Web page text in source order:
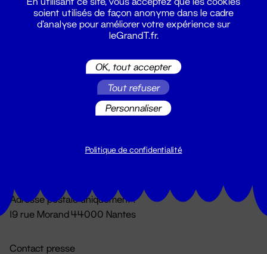
Du lundi au vendredi 14h → 18h
Adresse postale uniquement :
19 rue Morand 44000 Nantes
Contact presse
soient utilisés de façon anonyme dans le cadre
d'analyse pour améliorer votre expérience sur
leGrandT.fr.
OK, tout accepter
Tout refuser
Personnaliser
Politique de confidentialité